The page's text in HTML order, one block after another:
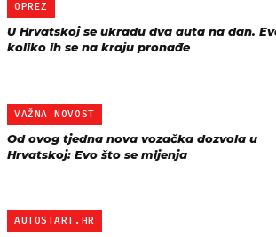
OPREZ
U Hrvatskoj se ukradu dva auta na dan.
koliko ih se na kraju pronađe
VAŽNA NOVOST
Od ovog tjedna nova vozačka dozvola u
Hrvatskoj: Evo što se mijenja
AUTOSTART.HR